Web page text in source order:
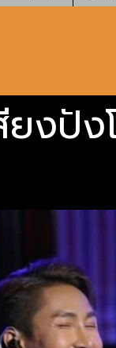
งปัง